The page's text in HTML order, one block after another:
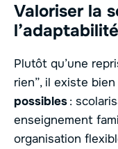
Valoriser la
l’adaptabilité
Plutôt qu’une
rien”, il existe
possibles:
enseignement
organisation